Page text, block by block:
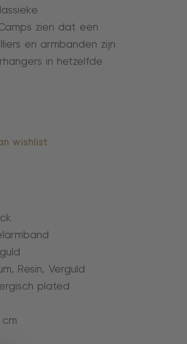
zien dat een
en armbanden zijn
in hetzelfde
wishlist
Resin, Verguld
plated
cm